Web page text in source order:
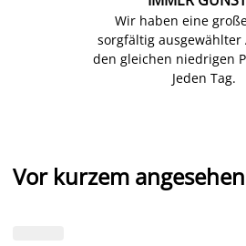
Wir haben eine
sorgfältig ausgewählter
den gleichen niedrigen
Jeden Tag.
Vor kurzem angesehen